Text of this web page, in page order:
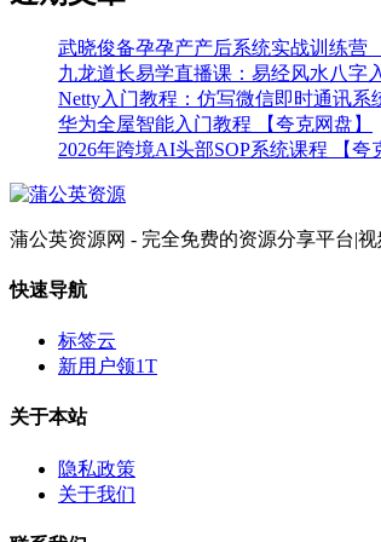
武晓俊备孕孕产产后系统实战训练营
九龙道长易学直播课：易经风水八字
Netty入门教程：仿写微信即时通讯系
华为全屋智能入门教程 【夸克网盘】
2026年跨境AI头部SOP系统课程 【夸
蒲公英资源网 - 完全免费的资源分享平台|
快速导航
标签云
新用户领1T
关于本站
隐私政策
关于我们